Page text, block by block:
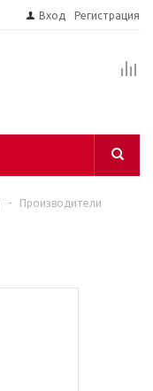
Вход Регистрация
- Производители